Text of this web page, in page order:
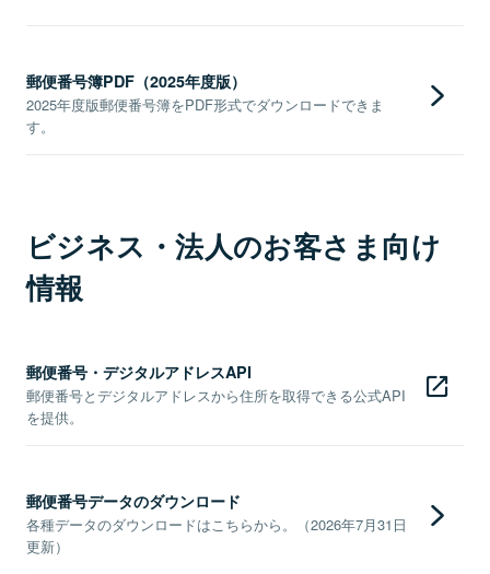
郵便番号簿PDF（2025年度版）
2025年度版郵便番号簿をPDF形式でダウンロードできま
す。
ビジネス・法人のお客さま向け
情報
郵便番号・デジタルアドレスAPI
郵便番号とデジタルアドレスから住所を取得できる公式API
を提供。
郵便番号データのダウンロード
各種データのダウンロードはこちらから。（2026年7月31日
更新）